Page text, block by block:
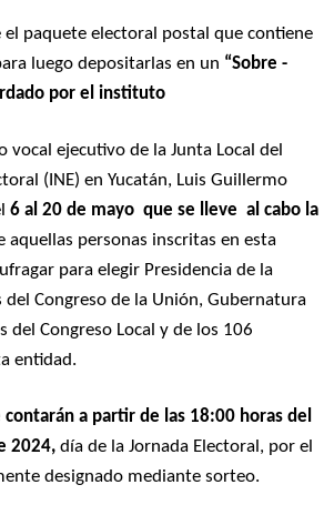
el paquete electoral postal que contiene
luego depositarlas en un “Sobre -
por el instituto
vocal ejecutivo de la Junta Local del
(INE) en Yucatán, Luis Guillermo
6 al 20 de mayo que se lleve al cabo la
aquellas personas inscritas en esta
para elegir Presidencia de la
del Congreso de la Unión, Gubernatura
del Congreso Local y de los 106
entidad.
contarán a partir de las 18:00 horas del
2024, día de la Jornada Electoral, por el
designado mediante sorteo.